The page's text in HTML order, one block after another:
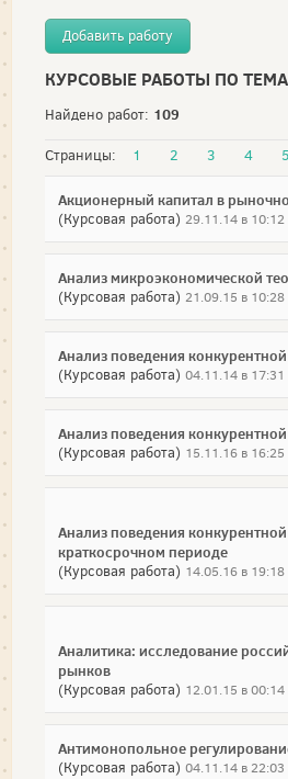
Добавить работу
КУРСОВЫЕ РАБОТЫ ПО
Найдено работ: 109
Страницы: 1 2 3 4 5
Акционерный капитал в
(Курсовая работа) 29.11.14 в 10:12
Анализ микроэкономической
(Курсовая работа) 21.09.15 в 10:28
Анализ поведения
(Курсовая работа) 04.11.14 в 17:31
Анализ поведения
(Курсовая работа) 15.11.16 в 16:25
Анализ поведения
краткосрочном периоде
(Курсовая работа) 14.05.16 в 19:18
Аналитика: исследование
рынков
(Курсовая работа) 12.01.15 в 00:14
Антимонопольное
(Курсовая работа) 04.11.14 в 22:03